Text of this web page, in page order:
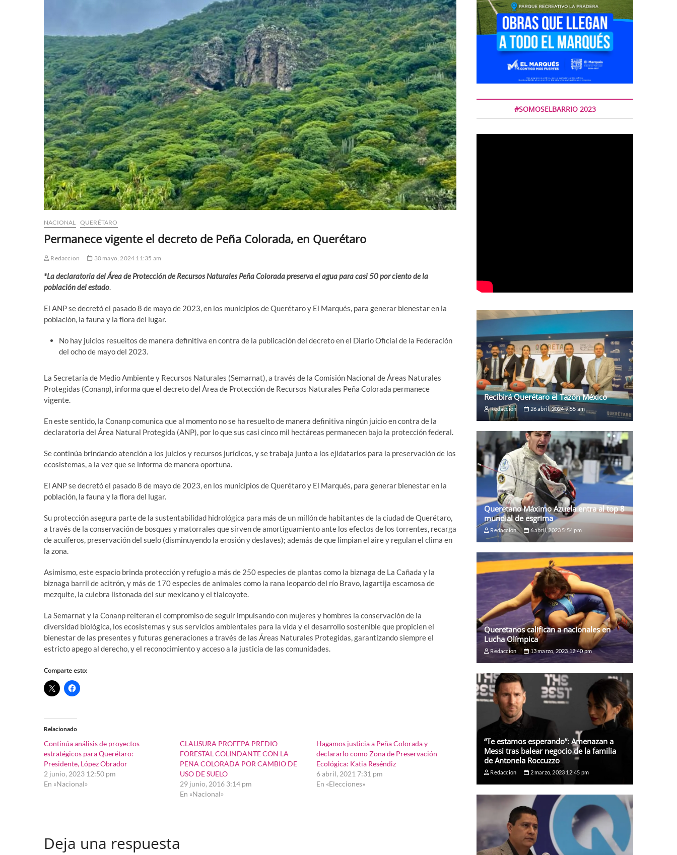
NACIONAL QUERÉTARO
Permanece vigente el decreto de Peña Colorada, en Querétaro
Redaccion 30 mayo, 2024 11:35 am
*La declaratoria del Área de Protección de Recursos Naturales Peña Colorada preserva el agua para casi 50 por ciento de la
población del estado.
El ANP se decretó el pasado 8 de mayo de 2023, en los municipios de Querétaro y El Marqués, para generar bienestar en la
población, la fauna y la flora del lugar.
No hay juicios resueltos de manera definitiva en contra de la publicación del decreto en el Diario Oficial de la Federación
del ocho de mayo del 2023.
La Secretaría de Medio Ambiente y Recursos Naturales (Semarnat), a través de la Comisión Nacional de Áreas Naturales
Protegidas (Conanp), informa que el decreto del Área de Protección de Recursos Naturales Peña Colorada permanece
vigente.
En este sentido, la Conanp comunica que al momento no se ha resuelto de manera definitiva ningún juicio en contra de la
declaratoria del Área Natural Protegida (ANP), por lo que sus casi cinco mil hectáreas permanecen bajo la protección federal.
Se continúa brindando atención a los juicios y recursos jurídicos, y se trabaja junto a los ejidatarios para la preservación de los
ecosistemas, a la vez que se informa de manera oportuna.
El ANP se decretó el pasado 8 de mayo de 2023, en los municipios de Querétaro y El Marqués, para generar bienestar en la
población, la fauna y la flora del lugar.
Su protección asegura parte de la sustentabilidad hidrológica para más de un millón de habitantes de la ciudad de Querétaro,
a través de la conservación de bosques y matorrales que sirven de amortiguamiento ante los efectos de los torrentes, recarga
de acuíferos, preservación del suelo (disminuyendo la erosión y deslaves); además de que limpian el aire y regulan el clima en
la zona.
Asimismo, este espacio brinda protección y refugio a más de 250 especies de plantas como la biznaga de La Cañada y la
biznaga barril de acitrón, y más de 170 especies de animales como la rana leopardo del río Bravo, lagartija escamosa de
mezquite, la culebra listonada del sur mexicano y el tlalcoyote.
La Semarnat y la Conanp reiteran el compromiso de seguir impulsando con mujeres y hombres la conservación de la
diversidad biológica, los ecosistemas y sus servicios ambientales para la vida y el desarrollo sostenible que propicien el
bienestar de las presentes y futuras generaciones a través de las Áreas Naturales Protegidas, garantizando siempre el
estricto apego al derecho, y el reconocimiento y acceso a la justicia de las comunidades.
Comparte esto:
Relacionado
Continúa análisis de proyectos
estratégicos para Querétaro:
Presidente, López Obrador
2 junio, 2023 12:50 pm
En «Nacional»
CLAUSURA PROFEPA PREDIO
FORESTAL COLINDANTE CON LA
PEÑA COLORADA POR CAMBIO DE
USO DE SUELO
29 junio, 2016 3:14 pm
En «Nacional»
Hagamos justicia a Peña Colorada y
declararlo como Zona de Preservación
Ecológica: Katia Reséndiz
6 abril, 2021 7:31 pm
En «Elecciones»
Deja una respuesta
#SOMOSELBARRIO 2023
Recibirá Querétaro el Tazón México
Redaccion 26 abril, 2024 9:55 am
Queretano Máximo Azuela entra al top 8
mundial de esgrima
Redaccion 6 abril, 2023 5:54 pm
Queretanos califican a nacionales en
Lucha Olímpica
Redaccion 13 marzo, 2023 12:40 pm
“Te estamos esperando”: Amenazan a
Messi tras balear negocio de la familia
de Antonela Roccuzzo
Redaccion 2 marzo, 2023 12:45 pm